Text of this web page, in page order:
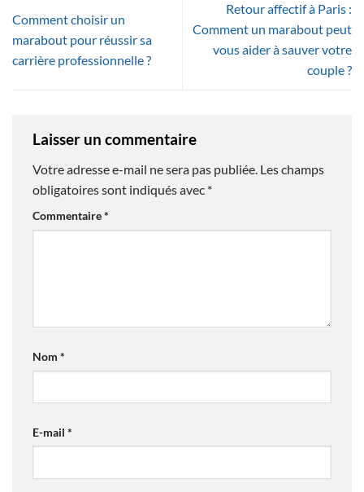
Comment choisir un
marabout pour réussir sa
carrière professionnelle ?
Retour affectif à Paris :
Comment un marabout peut
vous aider à sauver votre
couple ?
Laisser un commentaire
Votre adresse e-mail ne sera pas publiée. Les champs
obligatoires sont indiqués avec *
Commentaire*
Nom *
E-mail *